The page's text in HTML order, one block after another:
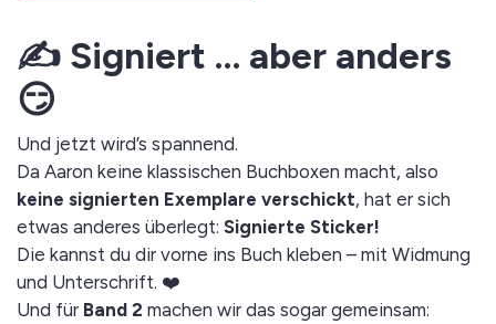
✍️ Signiert … aber anders
😏
Und jetzt wird’s spannend.
Da Aaron keine klassischen Buchboxen macht, also
keine signierten Exemplare verschickt, hat er sich
etwas anderes überlegt: Signierte Sticker!
Die kannst du dir vorne ins Buch kleben – mit Widmung
und Unterschrift. ❤️
Und für Band 2 machen wir das sogar gemeinsam: